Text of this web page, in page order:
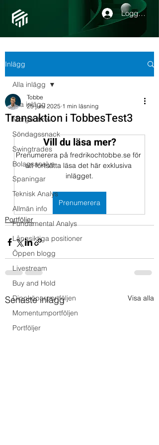
Logga in
Inlägg
Alla inlägg
Morgonbrev
Söndagssnack
Swingtrades
Bolagsanalys
Spaningar
Teknisk Analys
Allmän info
Fundamental Analys
Långsiktiga positioner
Öppen blogg
Livestream
Buy and Hold
Dippköparportföljen
Momentumportföljen
Portföljer
Alla inlägg
Transaktion i TobbesTest3
Tobbe
25 juni 2025 1 min läsning
Vill du läsa mer?
Prenumerera på fredrikochtobbe.se för
att fortsätta läsa det här exklusiva
inlägget.
Prenumerera
Portföljer
Senaste inlägg Visa alla